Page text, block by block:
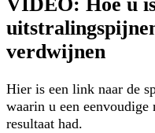
verdwijnen
Hier is een link naar de
waarin u een
resultaat had.